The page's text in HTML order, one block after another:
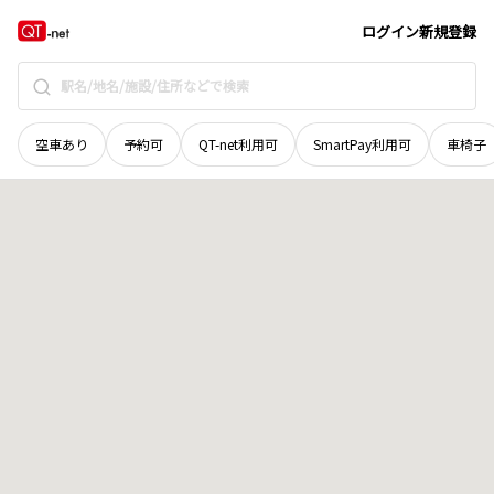
ログイン新規登録
空車あり 予約可 QT-net利用可 SmartPay利用可 車椅子
島根県